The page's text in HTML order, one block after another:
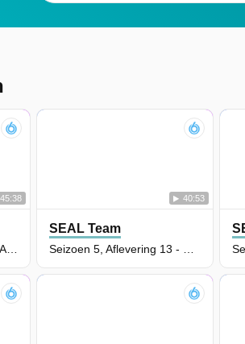
45:38 40:53
SEAL Team